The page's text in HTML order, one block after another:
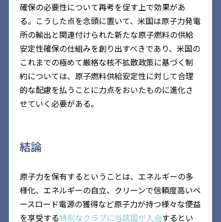
確保の必要性について再考を促す上で効果があ
る。こうした点を念頭に置いて、米国は原子力発電
所の輸出と関連付けられた新たな原子燃料の供給
安定性確保の仕組みを創り出すべきであり、米国の
これまでの極めて厳格な核不拡散政策に基づく制
約については、原子燃料供給安定性に対して合理
的な配慮を払うことに力点をおいたものに進化さ
せていく必要がある。
結論
原子力を保有するということは、エネルギーの多
様化、エネルギーの自立、クリーンで信頼度高いベ
ースロード電源の獲得など原子力が持つ様々な便益
を享受する特別なクラブに当該国が入会するとい